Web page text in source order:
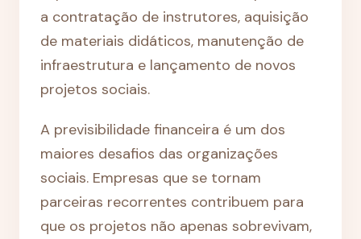
a contratação de instrutores, aquisição
de materiais didáticos, manutenção de
infraestrutura e lançamento de novos
projetos sociais.
A previsibilidade financeira é um dos
maiores desafios das organizações
sociais. Empresas que se tornam
parceiras recorrentes contribuem para
que os projetos não apenas sobrevivam,